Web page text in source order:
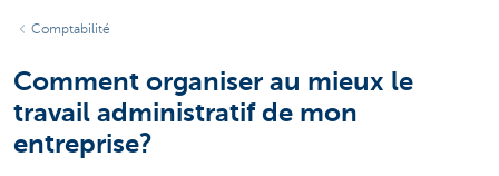
Comptabilité
Comment organiser au mieux le
travail administratif de mon
entreprise?